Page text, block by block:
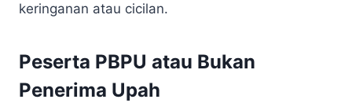
keringanan atau cicilan.
Peserta PBPU atau Bukan
Penerima Upah